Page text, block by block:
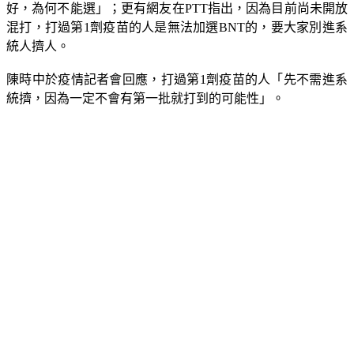
混打，打過第1劑疫苗的人是無法加選BNT的，要大家別進系
統人擠人。
統擠，因為一定不會有第一批就打到的可能性」。